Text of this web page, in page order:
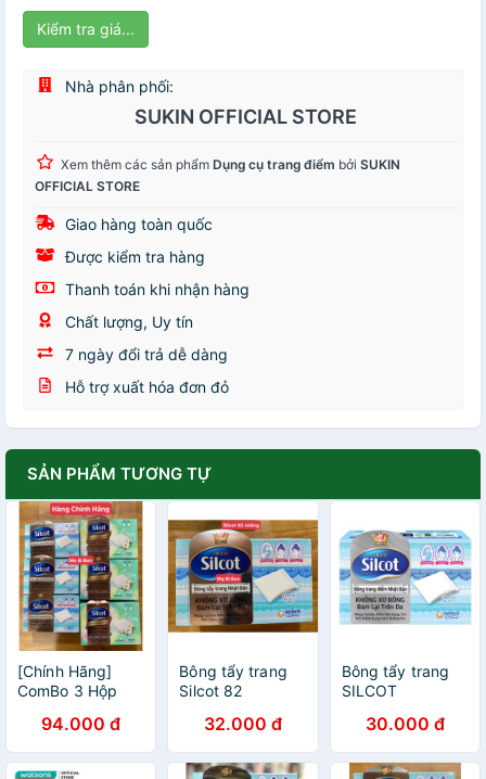
Kiểm tra giá...
Nhà phân phối:
SUKIN OFFICIAL STORE
Xem thêm các sản phẩm Dụng cụ trang điểm bởi SUKIN
OFFICIAL STORE
Giao hàng toàn quốc
Được kiểm tra hàng
Thanh toán khi nhận hàng
Chất lượng, Uy tín
7 ngày đổi trả dễ dàng
Hỗ trợ xuất hóa đơn đỏ
SẢN PHẨM TƯƠNG TỰ
[Chính Hãng]
ComBo 3 Hộp
(bông tẩy trang)
Silcot 82/66
miếng/hộp
94.000 đ
Bông tẩy trang
Silcot 82
32.000 đ
Bông tẩy trang
SILCOT
66miếng
30.000 đ